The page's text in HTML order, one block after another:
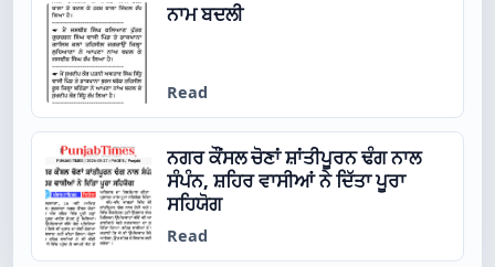
ਨਾਮ ਬਦਲੀ
Read
ਨਗਰ ਕੌਂਸਲ ਚੋਣਾਂ ਸ਼ਾਂਤੀਪੂਰਨ ਢੰਗ ਨਾਲ
ਸੰਪੰਨ, ਸ਼ਹਿਰ ਵਾਸੀਆਂ ਨੇ ਦਿੱਤਾ ਪੂਰਾ
ਸਹਿਯੋਗ
Read